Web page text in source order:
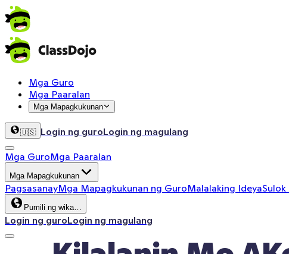
Mga Guro
Mga Paaralan
Mga Mapagkukunan
🇺🇸 Login ng guroLogin ng magulang
Mga GuroMga Paaralan
Mga Mapagkukunan
PagsasanayMga Mapagkukunan ng GuroMalalaking Ideya
Pumili ng wika…
Login ng guroLogin ng magulang